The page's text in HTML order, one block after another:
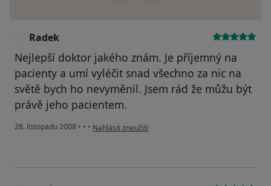
Radek
Nejlepší doktor jakého znám. Je příjemný na
pacienty a umí vyléčit snad všechno za nic na
světě bych ho nevyměnil. Jsem rád že můžu být
právě jeho pacientem.
28. listopadu 2008 • • • podle názoru uživatele Radek
Nahlásit zneužití